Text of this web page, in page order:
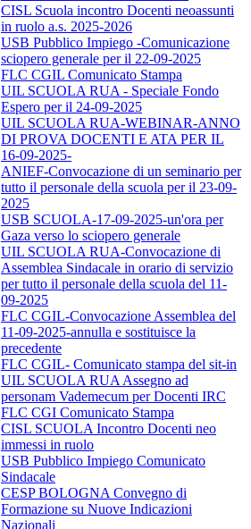
CISL Scuola incontro Docenti neoassunti
in ruolo a.s. 2025-2026
USB Pubblico Impiego -Comunicazione
sciopero generale per il 22-09-2025
FLC CGIL Comunicato Stampa
UIL SCUOLA RUA - Speciale Fondo
Espero per il 24-09-2025
UIL SCUOLA RUA-WEBINAR-ANNO
DI PROVA DOCENTI E ATA PER IL
16-09-2025-
ANIEF-Convocazione di un seminario per
tutto il personale della scuola per il 23-09-
2025
USB SCUOLA-17-09-2025-un'ora per
Gaza verso lo sciopero generale
UIL SCUOLA RUA-Convocazione di
Assemblea Sindacale in orario di servizio
per tutto il personale della scuola del 11-
09-2025
FLC CGIL-Convocazione Assemblea del
11-09-2025-annulla e sostituisce la
precedente
FLC CGIL- Comunicato stampa del sit-in
UIL SCUOLA RUA Assegno ad
personam Vademecum per Docenti IRC
FLC CGI Comunicato Stampa
CISL SCUOLA Incontro Docenti neo
immessi in ruolo
USB Pubblico Impiego Comunicato
Sindacale
CESP BOLOGNA Convegno di
Formazione su Nuove Indicazioni
Nazionali